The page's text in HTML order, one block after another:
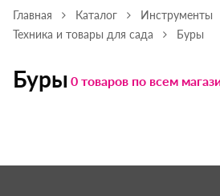
Главная Каталог
Инструменты
Техника и товары для сада
Буры
Буры 0 товаров по всем